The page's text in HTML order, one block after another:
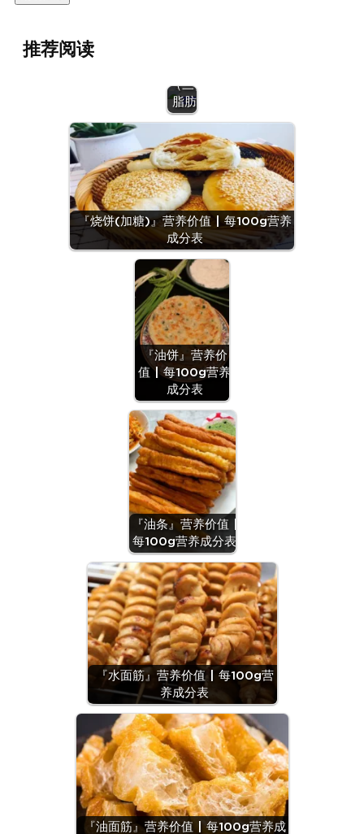
推荐阅读
（三）：
脂肪
『烧饼(加糖)』营养价值 | 每100g营养
成分表
『油饼』营养价
值 | 每100g营养
成分表
『油条』营养价值 |
每100g营养成分表
『水面筋』营养价值 | 每100g营
养成分表
『油面筋』营养价值 | 每100g营养成